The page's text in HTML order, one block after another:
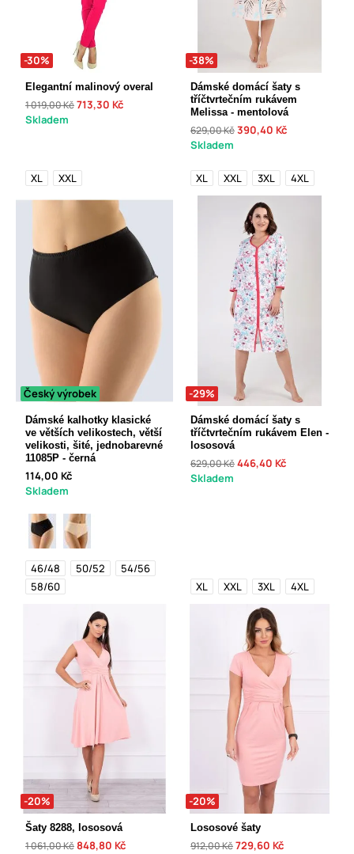
-30%
Elegantní malinový overal
1 019,00 Kč713,30 Kč
Skladem
XL XXL
-38%
Dámské domácí šaty s
tříčtvrtečním rukávem
Melissa - mentolová
629,00 Kč390,40 Kč
Skladem
XL XXL 3XL 4XL
Český výrobek
Dámské kalhotky klasické
ve větších velikostech, větší
velikosti, šité, jednobarevné
11085P - černá
114,00 Kč
Skladem
46/48 50/52
54/56
58/60
-29%
Dámské domácí šaty s
tříčtvrtečním rukávem Elen -
lososová
629,00 Kč446,40 Kč
Skladem
XL XXL 3XL 4XL
-20%
Šaty 8288, lososová
1 061,00 Kč848,80 Kč
-20%
Lososové šaty
912,00 Kč729,60 Kč